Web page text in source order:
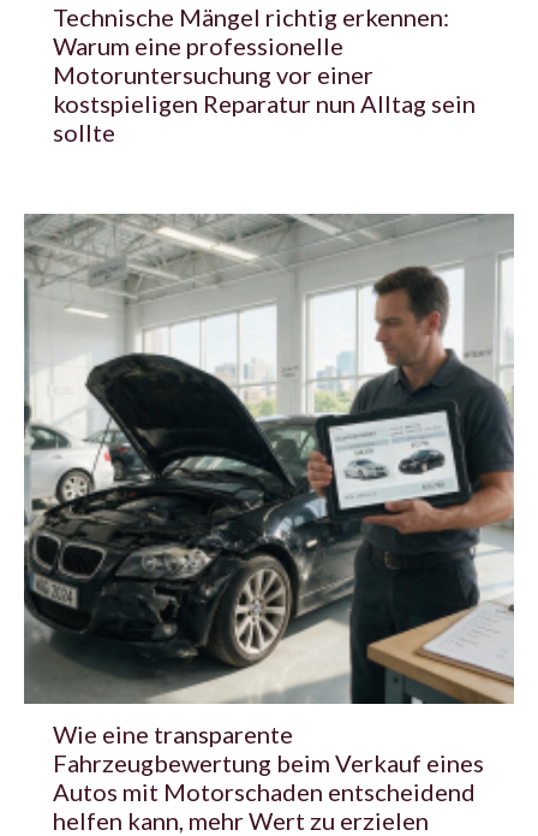
Technische Mängel richtig erkennen:
Warum eine professionelle
Motoruntersuchung vor einer
kostspieligen Reparatur nun Alltag sein
sollte
Wie eine transparente
Fahrzeugbewertung beim Verkauf eines
Autos mit Motorschaden entscheidend
helfen kann, mehr Wert zu erzielen